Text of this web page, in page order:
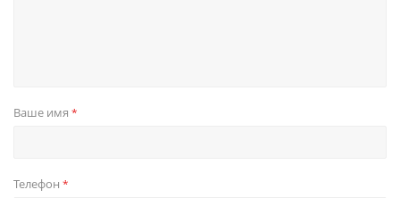
Ваше имя *
Телефон *